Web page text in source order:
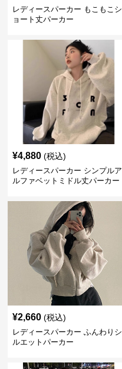
レディースパーカー もこもこシ
ョート丈パーカー
¥4,880 (税込)
レディースパーカー シンプルア
ルファベットミドル丈パーカー
¥2,660 (税込)
レディースパーカー ふんわりシ
ルエットパーカー